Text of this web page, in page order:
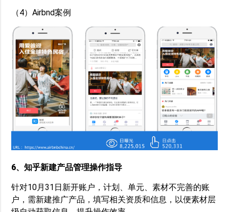
（4）Airbnd案例
6、知乎新建产品管理操作指导
针对10月31日新开账户，计划、单元、素材不完善的账
户，需新建推广产品，填写相关资质和信息，以便素材层